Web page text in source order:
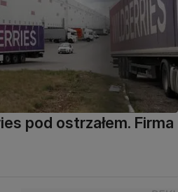
pod ostrzałem. Firma